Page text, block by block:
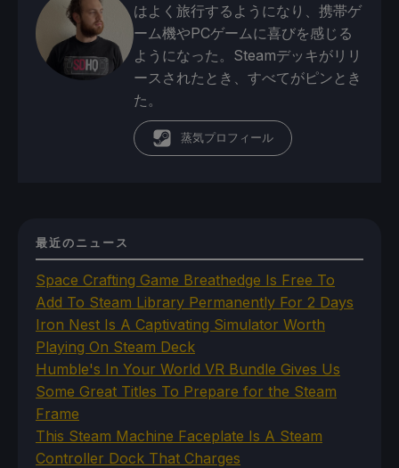
はよく旅行するようになり、携帯ゲ
ーム機やPCゲームに喜びを感じる
ようになった。Steamデッキがリリ
ースされたとき、すべてがピンとき
た。
蒸気プロフィール
最近のニュース
Space Crafting Game Breathedge Is Free To
Add To Steam Library Permanently For 2 Days
Iron Nest Is A Captivating Simulator Worth
Playing On Steam Deck
Humble's In Your World VR Bundle Gives Us
Some Great Titles To Prepare for the Steam
Frame
This Steam Machine Faceplate Is A Steam
Controller Dock That Charges